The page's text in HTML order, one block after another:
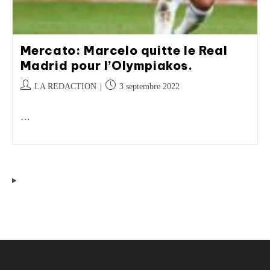
Mercato: Marcelo quitte le Real
Madrid pour l’Olympiakos.
LA REDACTION 3 septembre 2022
…